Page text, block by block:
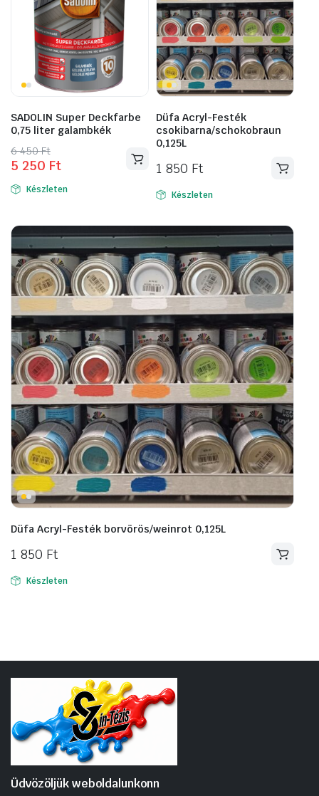
SADOLIN Super Deckfarbe
0,75 liter galambkék
6 450Ft
Original
price
was:
5 250 Ft
Current
price
is: Készleten
Düfa Acryl-Festék
csokibarna/schokobraun
0,125L
1 850 Ft
Készleten
Düfa Acryl-Festék borvörös/weinrot 0,125L
1 850 Ft
Készleten
Üdvözöljük weboldalunkonn